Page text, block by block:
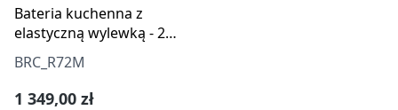
Bateria kuchenna z
elastyczną wylewką - 2
rodzaje strumienia
BRC_R72M
Cena regularna:
1 349,00 zł